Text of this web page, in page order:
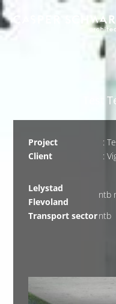
Test
Project
Client
:
:
Lelystad
Flevoland
ntb
Transport sectorntb